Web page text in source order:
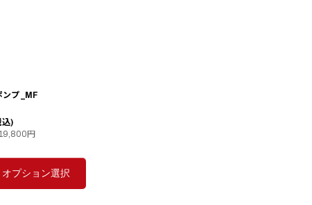
ンプ _MF
込)
円
オプション選択